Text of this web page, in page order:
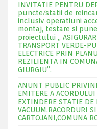
INVITATIE PENTRU
puncte/statii de
inclusiv operatiuni
montaj, testare si
proiectului „
TRANSPORT VERDE-
ELECTRICE PRIN
REZILIENTA IN
GIURGIU”.
ANUNT PUBLIC
EMITERE A
EXTINDERE STATIE DE
VACUUM,RACORDURI
CARTOJANI,COMUNA